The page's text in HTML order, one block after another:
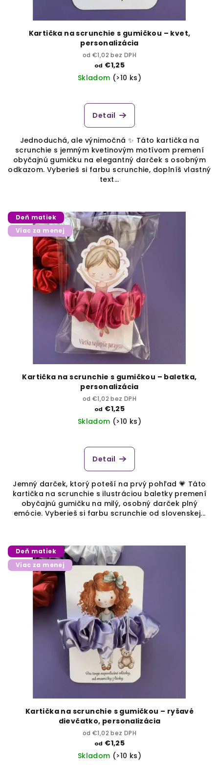
Kartička na scrunchie s gumičkou – kvet,
personalizácia
od €1,02 bez DPH
od €1,25
Skladom (>10 ks)
Detail
Jednoduchá, ale výnimočná ✨ Táto kartička na
scrunchie s jemným kvetinovým motívom premení
obyčajnú gumičku na elegantný darček s osobným
odkazom. Vyberieš si farbu scrunchie, doplníš vlastný
text...
Deň matiek
Viac za menej
Kartička na scrunchie s gumičkou – baletka,
personalizácia
od €1,02 bez DPH
od €1,25
Skladom (>10 ks)
Detail
Jemný darček, ktorý poteší na prvý pohľad 💗 Táto
kartička na scrunchie s ilustráciou baletky premení
obyčajnú gumičku na milý, osobný darček plný
emócie. Vyberieš si farbu scrunchie od slovenskej...
Deň matiek
Viac za menej
Kartička na scrunchie s gumičkou – ryšavé
dievčatko, personalizácia
od €1,02 bez DPH
od €1,25
Skladom (>10 ks)